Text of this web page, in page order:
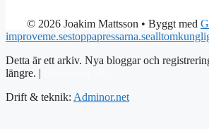
© 2026 Joakim Mattsson • Byggt med
improveme.sestoppapressarna.se
Detta är ett arkiv. Nya bloggar och
längre. |
Drift & teknik: Adminor.net